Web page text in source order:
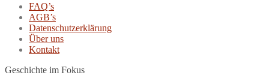
FAQ’s
AGB’s
Datenschutzerklärung
Über uns
Kontakt
Geschichte im Fokus